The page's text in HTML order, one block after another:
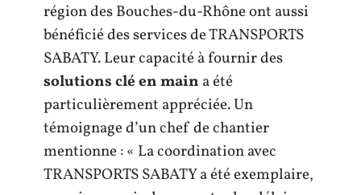
région des Bouches-du-Rhône ont aussi
bénéficié des services de TRANSPORTS
SABATY. Leur capacité à fournir des
solutions clé en main a été
particulièrement appréciée. Un
témoignage d’un chef de chantier
mentionne : « La coordination avec
TRANSPORTS SABATY a été exemplaire,